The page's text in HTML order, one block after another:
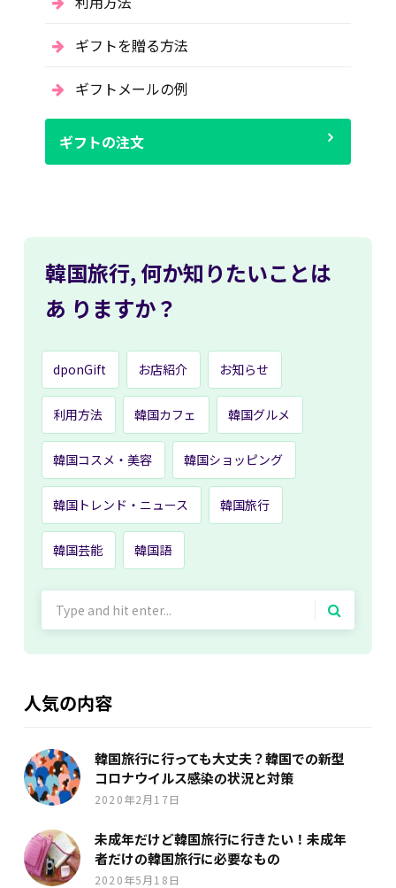
ギフトを贈る方法
ギフトメールの例
ギフトの注文
韓国旅行, 何か知りたいことは
あ りますか？
dponGift お店紹介 お知らせ
利用方法 韓国カフェ 韓国グルメ
韓国コスメ・美容 韓国ショッピング
韓国トレンド・ニュース 韓国旅行
韓国芸能 韓国語
人気の内容
韓国旅行に行っても大丈夫？韓国での新型
コロナウイルス感染の状況と対策
2020年2月17日
未成年だけど韓国旅行に行きたい！未成年
者だけの韓国旅行に必要なもの
2020年5月18日